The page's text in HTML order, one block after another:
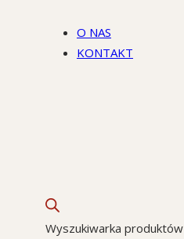
O NAS
KONTAKT
Wyszukiwarka produktów